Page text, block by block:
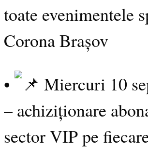
toate evenimentele
Corona Brașov
•
Miercuri 10
– achiziționare
sector VIP pe